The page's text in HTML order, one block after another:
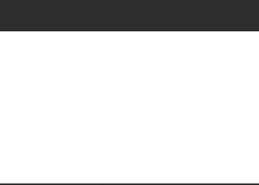
ย จัดพิธีลงเสาเอก–เสาโท ยกระดับทักษะผู้ต้อ